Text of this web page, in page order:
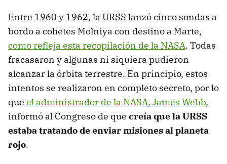
Entre 1960 y 1962, la URSS lanzó cinco sondas a
bordo a cohetes Molniya con destino a Marte,
como refleja esta recopilación de la NASA. Todas
fracasaron y algunas ni siquiera pudieron
alcanzar la órbita terrestre. En principio, estos
intentos se realizaron en completo secreto, por lo
que el administrador de la NASA, James Webb,
informó al Congreso de que creía que la URSS
estaba tratando de enviar misiones al planeta
rojo.